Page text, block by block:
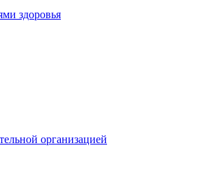
здоровья
организацией